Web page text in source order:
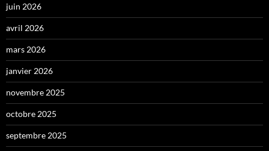
juin 2026
avril 2026
mars 2026
janvier 2026
novembre 2025
octobre 2025
septembre 2025